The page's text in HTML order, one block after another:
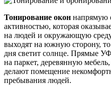
Тонирование окон напрямую
активностью, которая
на людей и окружающую
выходят на южную сторону,
дня светит солнце. Прямые
на паркет, деревянную
делают помещение
пребывания людей.